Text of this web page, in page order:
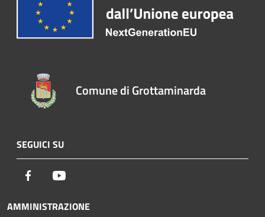
Comune di Grottaminarda
SEGUICI SU
Facebook
AMMINISTRAZIONE